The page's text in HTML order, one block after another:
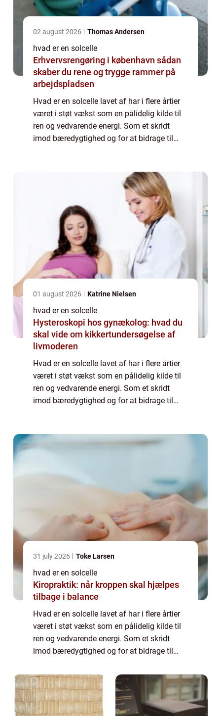
02 august 2026 Thomas Andersen
hvad er en solcelle
Erhvervsrengøring i københavn sådan
skaber du rene og trygge rammer på
arbejdspladsen
Hvad er en solcelle lavet af har i flere årtier
været i støt vækst som en pålidelig kilde til
ren og vedvarende energi. Som et skridt
imod bæredygtighed og for at bidrage til
01 august 2026 Katrine Nielsen
hvad er en solcelle
Hysteroskopi hos gynækolog: hvad du
skal vide om kikkertundersøgelse af
livmoderen
Hvad er en solcelle lavet af har i flere årtier
været i støt vækst som en pålidelig kilde til
ren og vedvarende energi. Som et skridt
imod bæredygtighed og for at bidrage til
31 july 2026 Toke Larsen
hvad er en solcelle
Kiropraktik: når kroppen skal hjælpes
tilbage i balance
Hvad er en solcelle lavet af har i flere årtier
været i støt vækst som en pålidelig kilde til
ren og vedvarende energi. Som et skridt
imod bæredygtighed og for at bidrage til